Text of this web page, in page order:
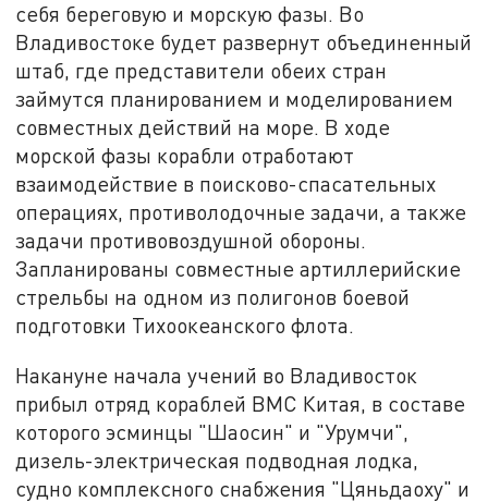
себя береговую и морскую фазы. Во
Владивостоке будет развернут объединенный
штаб, где представители обеих стран
займутся планированием и моделированием
совместных действий на море. В ходе
морской фазы корабли отработают
взаимодействие в поисково-спасательных
операциях, противолодочные задачи, а также
задачи противовоздушной обороны.
Запланированы совместные артиллерийские
стрельбы на одном из полигонов боевой
подготовки Тихоокеанского флота.
Накануне начала учений во Владивосток
прибыл отряд кораблей ВМС Китая, в составе
которого эсминцы "Шаосин" и "Урумчи",
дизель-электрическая подводная лодка,
судно комплексного снабжения "Цяньдаоху" и